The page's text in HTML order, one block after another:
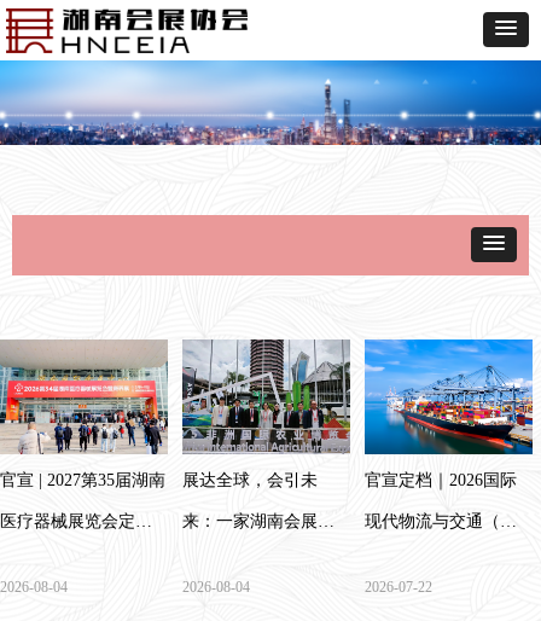
官宣 | 2027第35届湖南
医疗器械展览会定档3
2026-08-04
展达全球，会引未
来：一家湖南会展企
2026-08-04
官宣定档｜2026国际
现代物流与交通（长
2026-07-22